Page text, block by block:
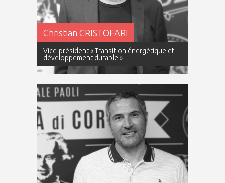
Christian CRISTOFARI
Vice-président « Transition énergétique et
développement durable »